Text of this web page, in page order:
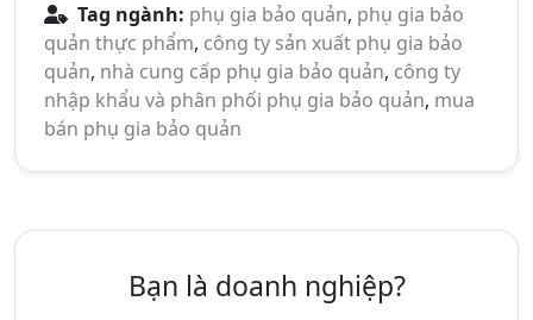
Tag ngành: phụ gia bảo quản, phụ gia bảo
quản thực phẩm, công ty sản xuất phụ gia bảo
quản, nhà cung cấp phụ gia bảo quản, công ty
nhập khẩu và phân phối phụ gia bảo quản, mua
bán phụ gia bảo quản
Bạn là doanh nghiệp?